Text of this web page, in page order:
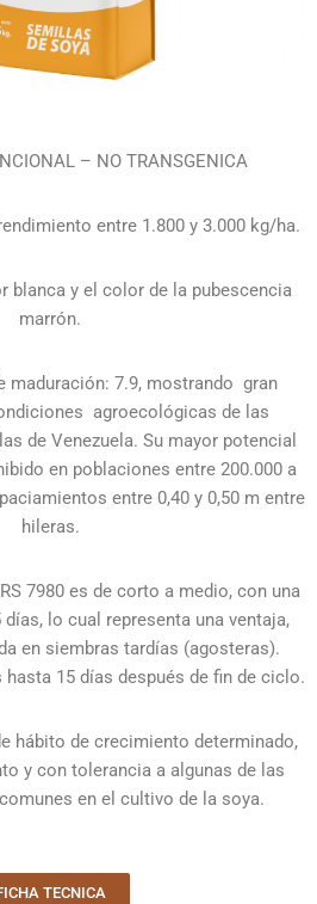
– NO TRANSGENICA
entre 1.800 y 3.000 kg/ha.
blanca y el color de la pubescencia
marrón.
maduración: 7.9, mostrando gran
agroecológicas de las
de Venezuela. Su mayor potencial
en poblaciones entre 200.000 a
entre 0,40 y 0,50 m entre
hileras.
7980 es de corto a medio, con una
días, lo cual representa una ventaja,
en siembras tardías (agosteras).
hasta 15 días después de fin de ciclo.
hábito de crecimiento determinado,
y con tolerancia a algunas de las
comunes en el cultivo de la soya.
TECNICA